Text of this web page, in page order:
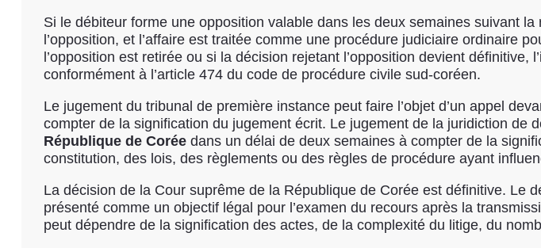
Si le débiteur forme une opposition valable dans les deux semaines suivant
l’opposition, et l’affaire est traitée comme une procédure judiciaire ordinaire
l’opposition est retirée ou si la décision rejetant l’opposition devient
conformément à l’article 474 du code de procédure civile sud-coréen.
Le jugement du tribunal de première instance peut faire l’objet d’un appel
compter de la signification du jugement écrit. Le jugement de la juridiction de
République de Corée dans un délai de deux semaines à compter de la
constitution, des lois, des règlements ou des règles de procédure ayant
La décision de la Cour suprême de la République de Corée est définitive. Le
présenté comme un objectif légal pour l’examen du recours après la
peut dépendre de la signification des actes, de la complexité du litige, du